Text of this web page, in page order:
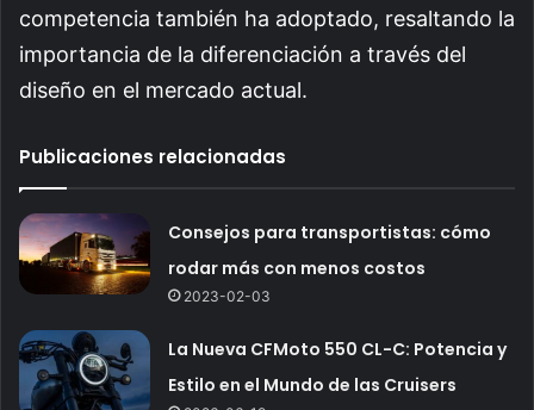
competencia también ha adoptado, resaltando la
importancia de la diferenciación a través del
diseño en el mercado actual.
Publicaciones relacionadas
Consejos para transportistas: cómo
rodar más con menos costos
2023-02-03
La Nueva CFMoto 550 CL-C: Potencia y
Estilo en el Mundo de las Cruisers